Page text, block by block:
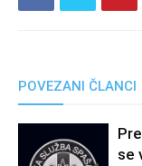
POVEZANI ČLANCI
se